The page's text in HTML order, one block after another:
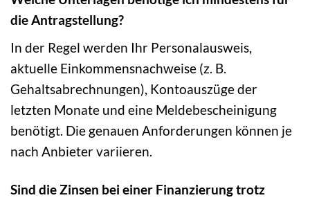
die Antragstellung?
In der Regel werden Ihr Personalausweis,
aktuelle Einkommensnachweise (z. B.
Gehaltsabrechnungen), Kontoauszüge der
letzten Monate und eine Meldebescheinigung
benötigt. Die genauen Anforderungen können je
nach Anbieter variieren.
Sind die Zinsen bei einer Finanzierung trotz